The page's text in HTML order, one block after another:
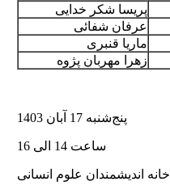
پریسا شکر خدایی
عرفان شفائی
ماریا قنبری
زهرا مهربان پژوه
پنج‌شنبه 17 آبان 1403
ساعت 14 الی 16
خانه اندیشمندان علوم انسانی